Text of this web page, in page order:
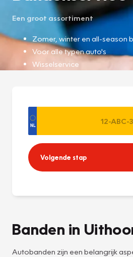
Een groot assortiment
Zomer, winter en all-season
Voor alle typen auto's
Wisselservice
Volgende stap
Banden in
Autobanden zijn een belangrijk